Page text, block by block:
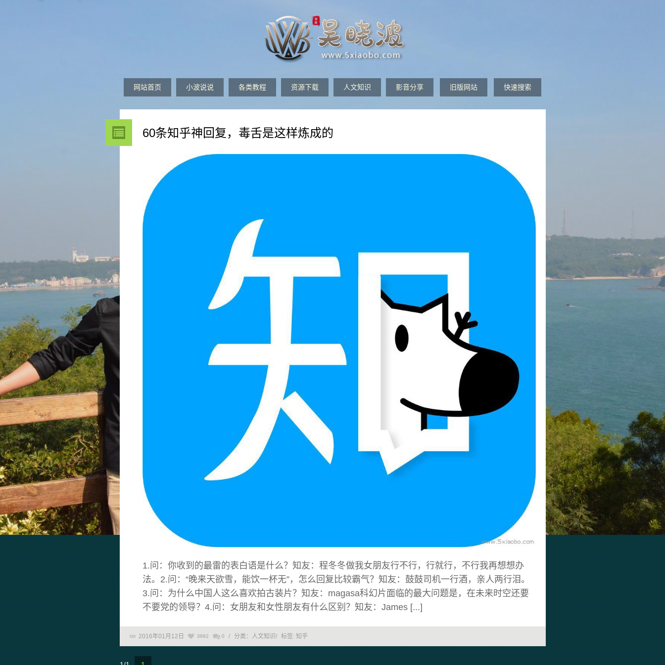
网站首页 小波说说 各类教程 资源下载 人文知识 影音分享 旧版网站 快速搜索
60条知乎神回复，毒舌是这样炼成的
1.问：你收到的最雷的表白语是什么？知友：程冬冬做我女朋友行不行，行就行，不行我再想想办
法。2.问：“晚来天欲雪，能饮一杯无”，怎么回复比较霸气？知友：鼓鼓司机一行酒，亲人两行泪。
3.问：为什么中国人这么喜欢拍古装片？知友：magasa科幻片面临的最大问题是，在未来时空还要
不要党的领导？4.问：女朋友和女性朋友有什么区别？知友：James [...]
2016年01月12日 3882 0 / 分类：人文知识/ 标签: 知乎